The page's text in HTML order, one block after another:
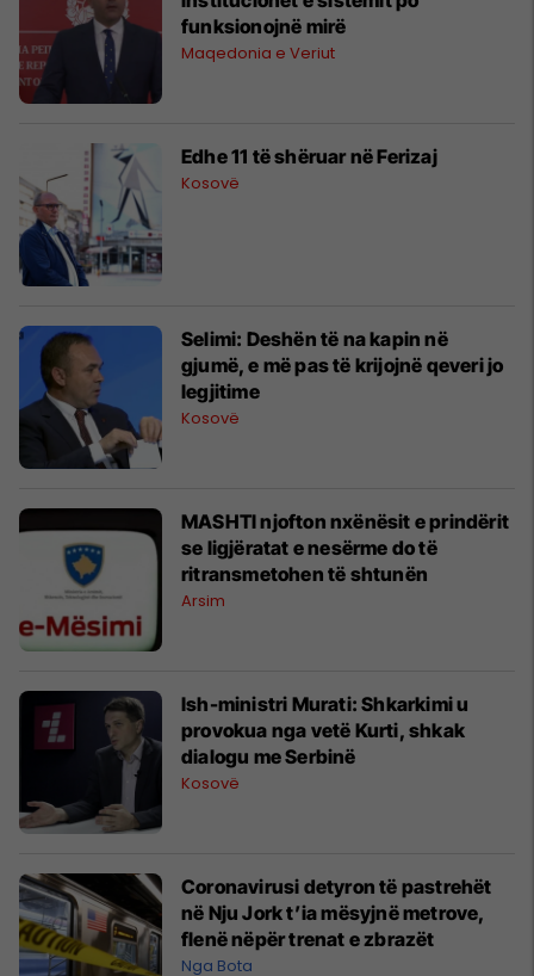
funksionojnë mirë
Maqedonia e Veriut
Edhe 11 të shëruar në Ferizaj
Kosovë
Selimi: Deshën të na kapin në
gjumë, e më pas të krijojnë qeveri jo
legjitime
Kosovë
MASHTI njofton nxënësit e prindërit
se ligjëratat e nesërme do të
ritransmetohen të shtunën
Arsim
Ish-ministri Murati: Shkarkimi u
provokua nga vetë Kurti, shkak
dialogu me Serbinë
Kosovë
Coronavirusi detyron të pastrehët
në Nju Jork t’ia mësyjnë metrove,
flenë nëpër trenat e zbrazët
Nga Bota